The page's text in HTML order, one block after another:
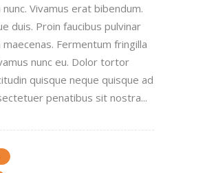
Vivamus erat bibendum.
duis. Proin faucibus pulvinar
maecenas. Fermentum fringilla
nunc eu. Dolor tortor
quisque neque quisque ad
penatibus sit nostra...